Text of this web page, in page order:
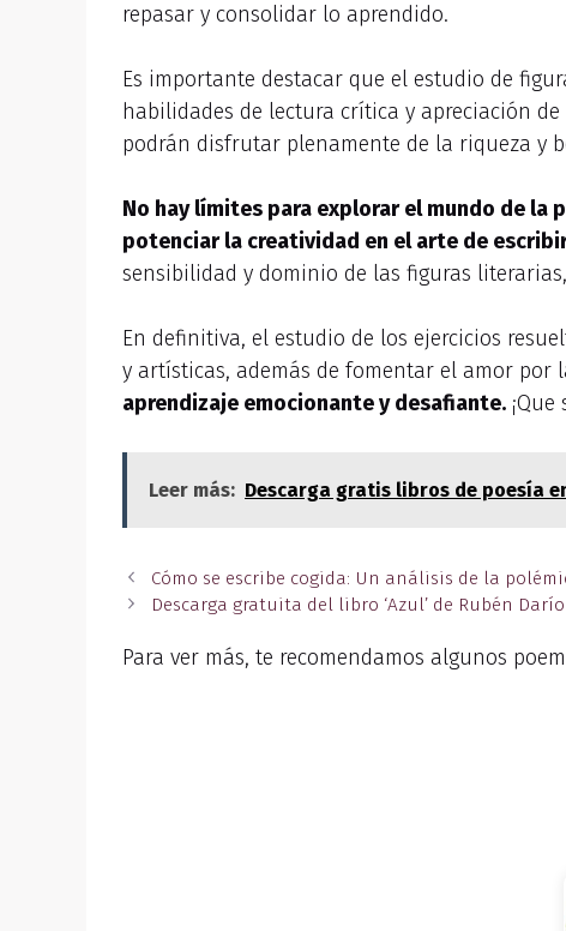
repasar y consolidar lo aprendido.
Es importante destacar que el estudio de
habilidades de lectura crítica y apreciación
podrán disfrutar plenamente de la riqueza y
No hay límites para explorar el mundo de la
potenciar la creatividad en el arte de
sensibilidad y dominio de las figuras
En definitiva, el estudio de los ejercicios
y artísticas, además de fomentar el amor por
aprendizaje emocionante y desafiante.
Leer más: Descarga gratis libros de poesía
Cómo se escribe cogida: Un análisis de la
Descarga gratuita del libro ‘Azul’ de Rubén
Para ver más, te recomendamos algunos